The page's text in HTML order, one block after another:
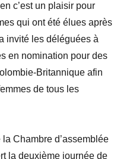
c’est un plaisir pour
qui ont été élues après
invité les déléguées à
en nomination pour des
Britannique afin
de tous les
la Chambre d’assemblée
la deuxième journée de